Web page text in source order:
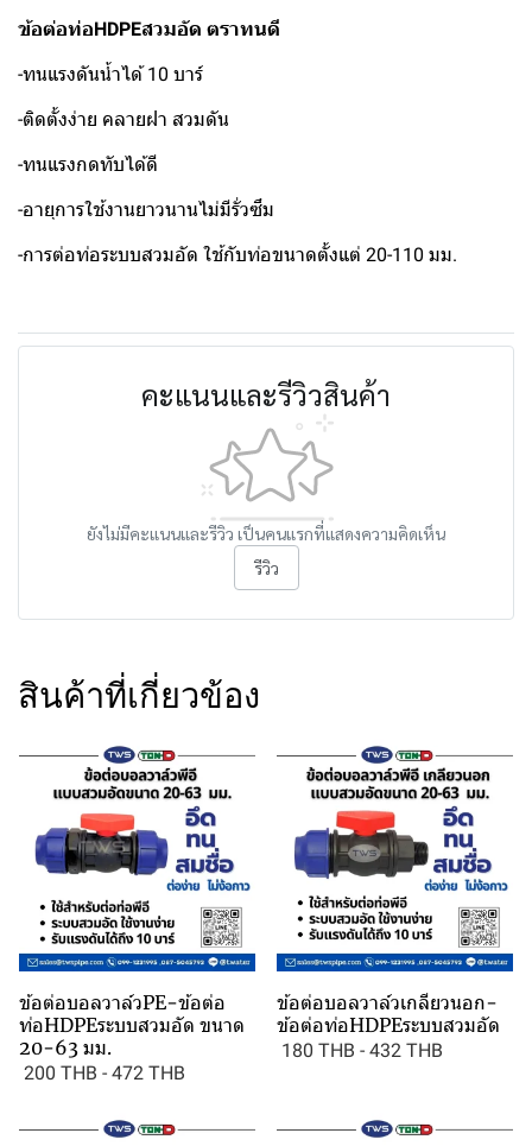
ข้อต่อท่อHDPEสวมอัด ตราทนดี
-ทนแรงดันน้ำได้ 10 บาร์
-ติดตั้งง่าย คลายฝา สวมดัน
-ทนแรงกดทับได้ดี
-อายุการใช้งานยาวนานไม่มีรั่วซึม
-การต่อท่อระบบสวมอัด ใช้กับท่อขนาดตั้งแต่ 20-110 มม.
คะแนนและรีวิวสินค้า
ยังไม่มีคะแนนและรีวิว เป็นคนแรกที่แสดงความคิดเห็น
รีวิว
สินค้าที่เกี่ยวข้อง
ข้อต่อบอลวาล์วPE-ข้อต่อ
ท่อHDPEระบบสวมอัด ขนาด
20-63 มม.
200 THB - 472 THB
ข้อต่อบอลวาล์วเกลียวนอก-
ข้อต่อท่อHDPEระบบสวมอัด
180 THB - 432 THB